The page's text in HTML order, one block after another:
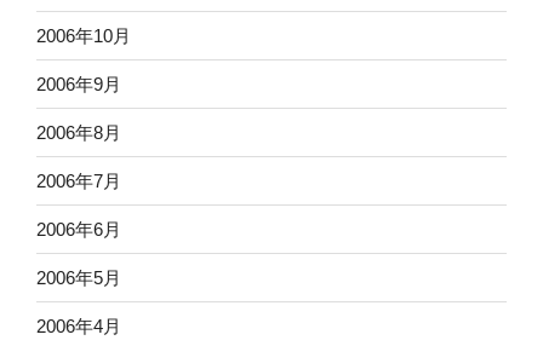
2006年10月
2006年9月
2006年8月
2006年7月
2006年6月
2006年5月
2006年4月